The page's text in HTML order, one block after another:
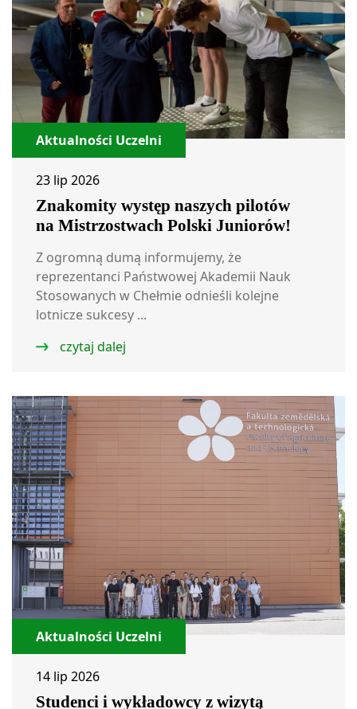
Aktualności Uczelni
23 lip 2026
Znakomity występ naszych pilotów
na Mistrzostwach Polski Juniorów!
Z ogromną dumą informujemy, że
reprezentanci Państwowej Akademii Nauk
Stosowanych w Chełmie odnieśli kolejne
lotnicze sukcesy ...
czytaj dalej
Aktualności Uczelni
14 lip 2026
Studenci i wykładowcy z wizytą